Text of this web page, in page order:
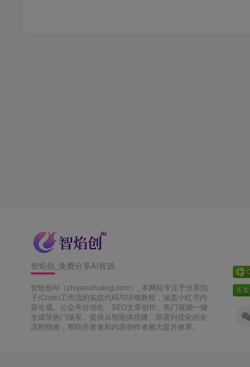
智焰创_免费分享AI资源
智焰创AI（zhiyanchuang.com）_本网站专注于分享扣
子(Coze)工作流的实战代码与详细教程，涵盖小红书内
容生成、公众号自动化、SEO文章创作、热门视频一键
生成等热门场景。提供从智能体搭建、部署到优化的全
流程指南，帮助开发者和内容创作者极大提升效率。